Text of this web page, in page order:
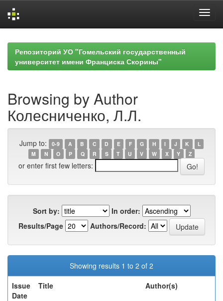
navigationРепозиторий УО "Гомельский государственный
университет имени Франциска Скорины"
Browsing by Author
Колесниченко, Л.Л.
Jump to: 0-9 A B C D E F G H I J K
L
M
N O P Q R S T U V W X Y Z
or enter first few letters:
Sort by:
In order:
Results/Page
Authors/Record:
Showing results 1 to 2 of 2
Issue
Date
Title Author(s)